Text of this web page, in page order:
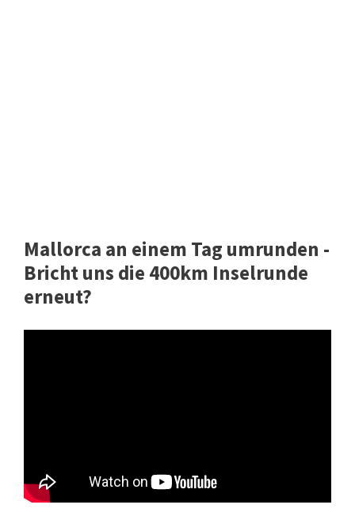
Mallorca an einem Tag umrunden -
Bricht uns die 400km Inselrunde
erneut?